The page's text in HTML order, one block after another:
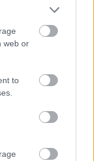
web or
to